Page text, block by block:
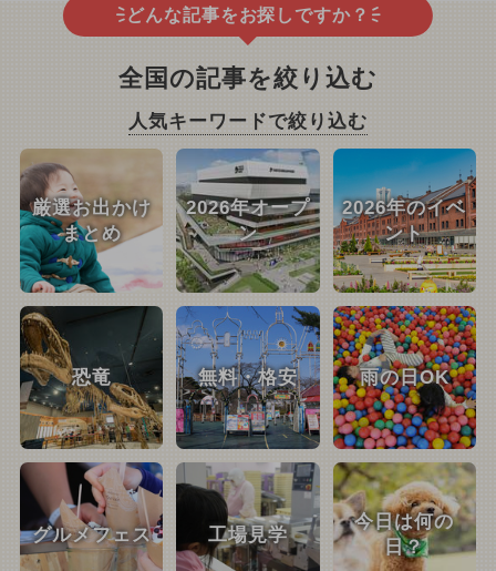
どんな記事をお探しですか？
全国の記事を絞り込む
人気キーワードで絞り込む
厳選お出かけ
まとめ
2026年オープ
ン
2026年のイベ
ント
恐竜 無料・格安 雨の日OK
グルメフェス 工場見学
今日は何の
日？